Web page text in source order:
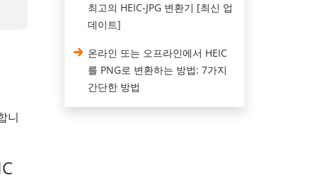
니
최고의 HEIC-JPG ​​변환기 [최신 업
데이트]
온라인 또는 오프라인에서 HEIC
를 PNG로 변환하는 방법: 7가지
간단한 방법